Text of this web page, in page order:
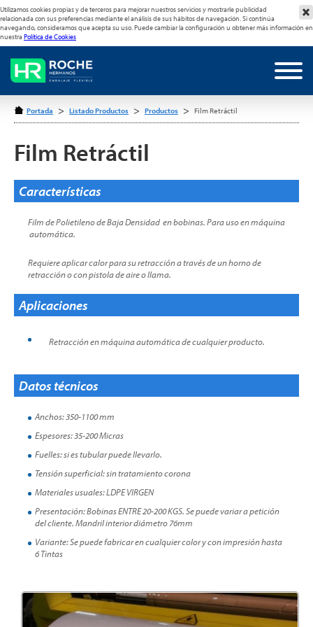
Utilizamos cookies propias y de terceros para mejorar nuestros servicios y mostrarle publicidad
relacionada con sus preferencias mediante el análisis de sus hábitos de navegación. Si continúa
navegando, consideramos que acepta su uso. Puede cambiar la configuración u obtener más información en
nuestraPolítica de Cookies
Portada > Listado Productos > Productos > Film Retráctil
Film Retráctil
Características
Film de Polietileno de Baja Densidad en bobinas. Para uso en máquina
automática.
Requiere aplicar calor para su retracción a través de un horno de
retracción o con pistola de aire o llama.
Aplicaciones
Retracción en máquina automática de cualquier producto.
Datos técnicos
Anchos: 350-1100 mm
Espesores: 35-200 Micras
Fuelles: si es tubular puede llevarlo.
Tensión superficial: sin tratamiento corona
Materiales usuales: LDPE VIRGEN
Presentación: Bobinas ENTRE 20-200 KGS. Se puede variar a petición
del cliente. Mandril interior diámetro 76mm
Variante: Se puede fabricar en cualquier color y con impresión hasta
6 Tintas